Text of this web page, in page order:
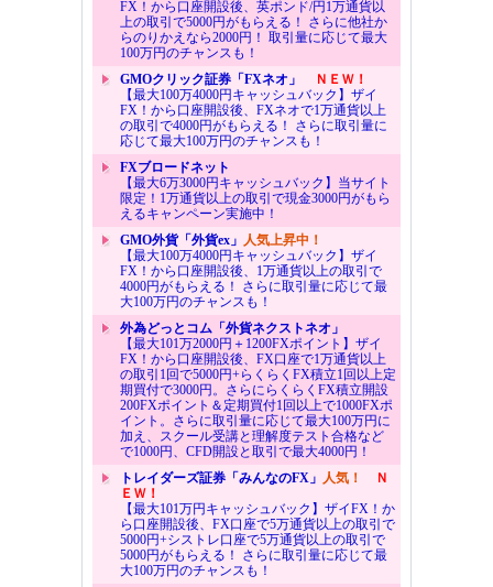
FX！から口座開設後、英ポンド/円1万通貨以
上の取引で5000円がもらえる！ さらに他社か
らのりかえなら2000円！ 取引量に応じて最大
100万円のチャンスも！
GMOクリック証券「FXネオ」
ＮＥＷ！
【最大100万4000円キャッシュバック】ザイ
FX！から口座開設後、FXネオで1万通貨以上
の取引で4000円がもらえる！ さらに取引量に
応じて最大100万円のチャンスも！
FXブロードネット
【最大6万3000円キャッシュバック】当サイト
限定！1万通貨以上の取引で現金3000円がもら
えるキャンペーン実施中！
GMO外貨「外貨ex」 人気上昇中！
【最大100万4000円キャッシュバック】ザイ
FX！から口座開設後、1万通貨以上の取引で
4000円がもらえる！ さらに取引量に応じて最
大100万円のチャンスも！
外為どっとコム「外貨ネクストネオ」
【最大101万2000円＋1200FXポイント】ザイ
FX！から口座開設後、FX口座で1万通貨以上
の取引1回で5000円+らくらくFX積立1回以上定
期買付で3000円。さらにらくらくFX積立開設
200FXポイント＆定期買付1回以上で1000FXポ
イント。さらに取引量に応じて最大100万円に
加え、スクール受講と理解度テスト合格など
で1000円、CFD開設と取引で最大4000円！
トレイダーズ証券「みんなのFX」 人気！
Ｎ
ＥＷ！
【最大101万円キャッシュバック】ザイFX！か
ら口座開設後、FX口座で5万通貨以上の取引で
5000円+シストレ口座で5万通貨以上の取引で
5000円がもらえる！ さらに取引量に応じて最
大100万円のチャンスも！